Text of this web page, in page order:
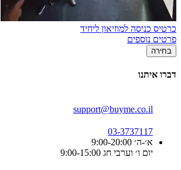
כרטיס כניסה למוזיאון ליחיד
פרטים נוספים
בחירה
דברו איתנו
support@buyme.co.il
03-3737117
א׳-ה׳ 9:00-20:00
יום ו׳ וערבי חג 9:00-15:00